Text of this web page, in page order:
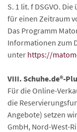
S. 1 lit. f DSGVO.
für einen Zeitraum
Das Programm
Informationen zum
unter https://
VIII. Schuhe.de®-
Für die Online-
die
Angebote) setzen
GmbH, Nord-West-